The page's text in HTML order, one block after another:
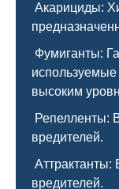
Акарициды:
Фумиганты:
высоким
Репелленты:
вредителей.
вредителей.